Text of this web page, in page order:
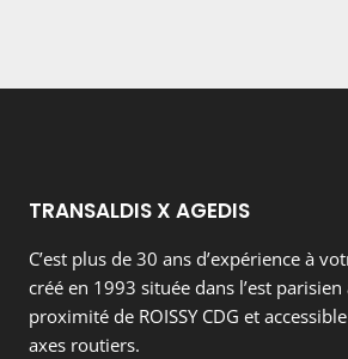
TRANSALDIS X AGEDIS
C’est plus de 30 ans d’expérience à
créé en 1993 située dans l’est parisien
proximité de ROISSY CDG et
axes routiers.